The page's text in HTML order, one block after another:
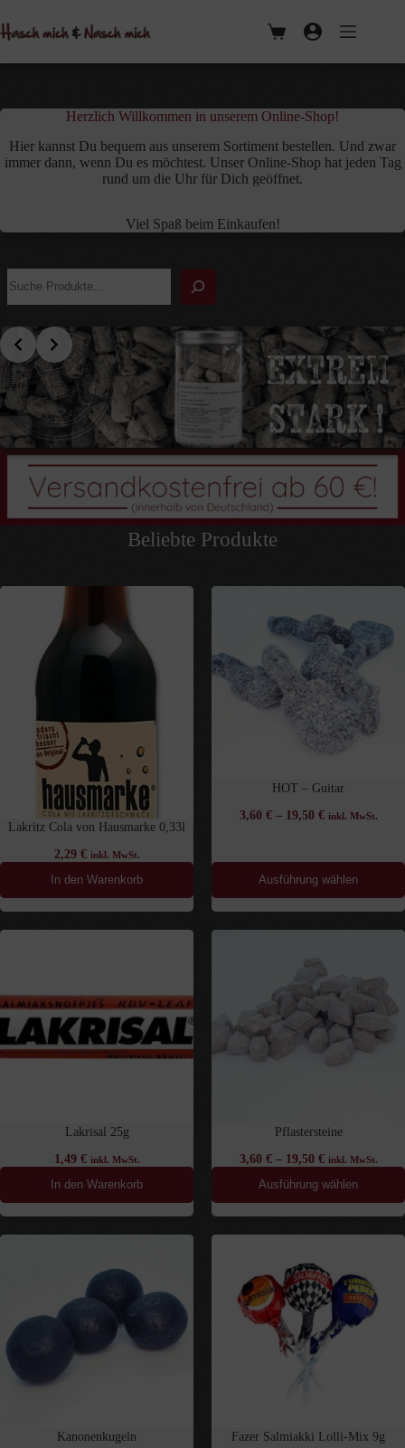
Inhalt
springen
Warenkorb
Herzlich Willkommen in unserem Online-Shop!
Hier kannst Du bequem aus unserem Sortiment bestellen. Und zwar
immer dann, wenn Du es möchtest. Unser Online-Shop hat jeden Tag
rund um die Uhr für Dich geöffnet.
Viel Spaß beim Einkaufen!
Beliebte Produkte
Lakritz Cola von Hausmarke 0,33l
2,29 € inkl. MwSt.
In den Warenkorb
HOT – Guitar
3,60 €– 19,50 € inkl. MwSt.
Ausführung wählen
Lakrisal 25g
1,49 € inkl. MwSt.
In den Warenkorb
Pflastersteine
3,60 €– 19,50 € inkl. MwSt.
Ausführung wählen
Kanonenkugeln
Fazer Salmiakki Lolli-Mix 9g